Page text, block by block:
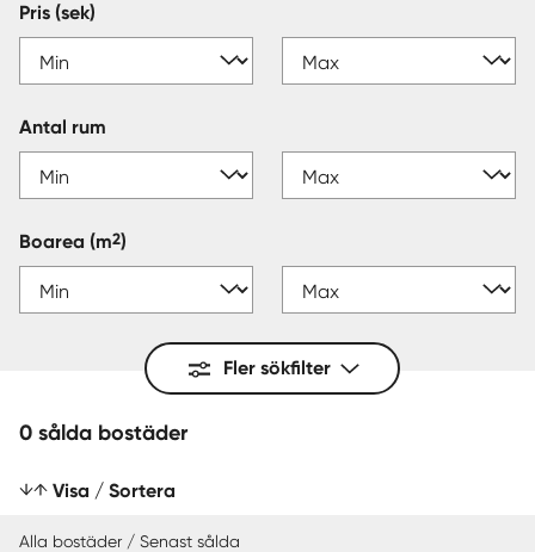
Pris (sek)
Antal rum
Boarea (m2)
Fler sökfilter
0 sålda bostäder
Visa / Sortera
Alla bostäder / Senast sålda